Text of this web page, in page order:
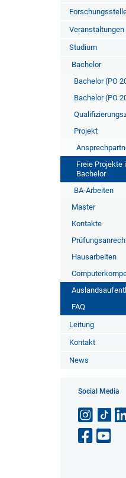
Veranstaltungen
Studium
Bachelor
Bachelor (PO
Bachelor (PO
Projekt
Freie Projekte
Bachelor
BA-Arbeiten
Master
Kontakte
Hausarbeiten
FAQ
Leitung
Kontakt
News
Social Media